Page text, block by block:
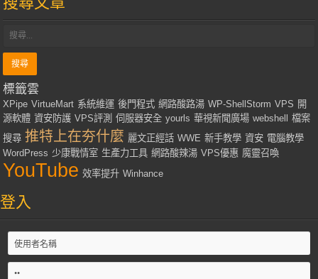
標籤雲
XPipe VirtueMart 系統維運 後門程式 網路酸路湯 WP-ShellStorm VPS 開
源軟體 資安防護 VPS評測 伺服器安全 yourls 華視新聞廣場 webshell
檔案
搜尋 推特上在夯什麼 麗文正經話 WWE 新手教學 資安 電腦教學
WordPress 少康戰情室 生產力工具 網路酸辣湯 VPS優惠 魔靈召喚
YouTube 效率提升 Winhance
登入